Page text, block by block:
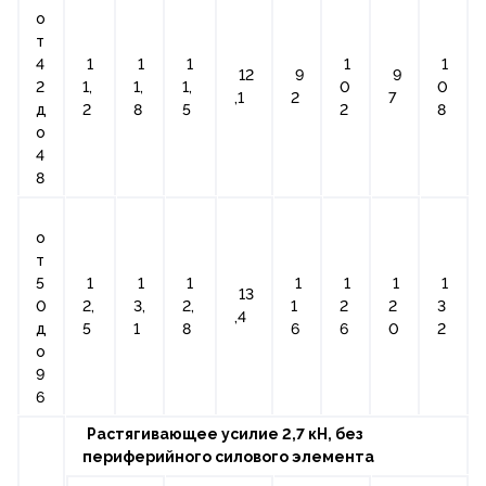
о
т
4
2
д
о
4
8
1
1,
2
1
1,
8
1
1,
5
12
,1
9
2
1
0
2
9
7
1
0
8
о
т
5
0
д
о
9
6
1
2,
5
1
3,
1
1
2,
8
13
,4
1
1
6
1
2
6
1
2
0
1
3
2
Растягивающее усилие 2,7 кН, без
периферийного силового элемента